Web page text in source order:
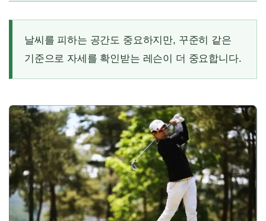
날씨를 피하는 공간도 중요하지만, 꾸준히 같은
기준으로 자세를 확인받는 레슨이 더 중요합니다.